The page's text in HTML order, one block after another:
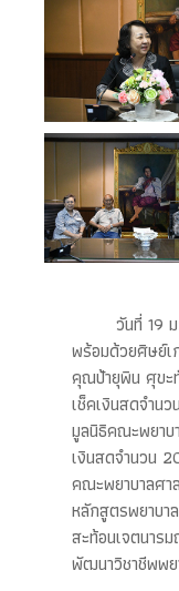
วันที่ 19
พร้อมด้วยศิษย์
คุณป้ายุพิน ศุขะ
เช็คเงินสดจำน
มูลนิธิคณะพยาบ
เงินสดจำนวน
คณะพยาบาลศา
หลักสูตรพยาบ
สะท้อนเจตนาร
พัฒนาวิชาชีพพย